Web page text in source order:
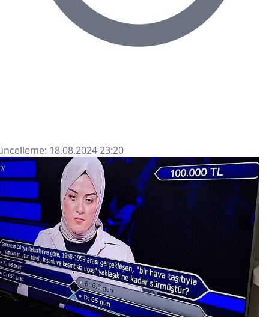
18.08.2024 23:20